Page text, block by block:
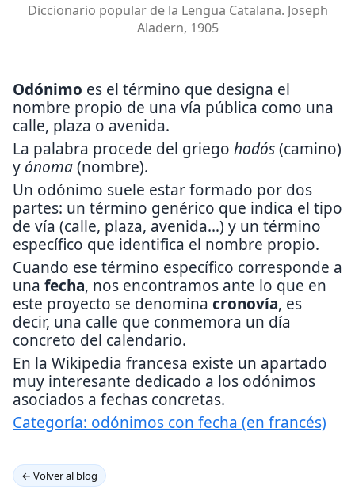
Diccionario popular de la Lengua Catalana. Joseph
Aladern, 1905
Odónimo es el término que designa el
nombre propio de una vía pública como una
calle, plaza o avenida.
La palabra procede del griego hodós(camino)
y ónoma(nombre).
Un odónimo suele estar formado por dos
partes: un término genérico que indica el tipo
de vía (calle, plaza, avenida…) y un término
específico que identifica el nombre propio.
Cuando ese término específico corresponde a
una fecha, nos encontramos ante lo que en
este proyecto se denomina cronovía, es
decir, una calle que conmemora un día
concreto del calendario.
En la Wikipedia francesa existe un apartado
muy interesante dedicado a los odónimos
asociados a fechas concretas.
Categoría: odónimos con fecha (en francés)
← Volver al blog